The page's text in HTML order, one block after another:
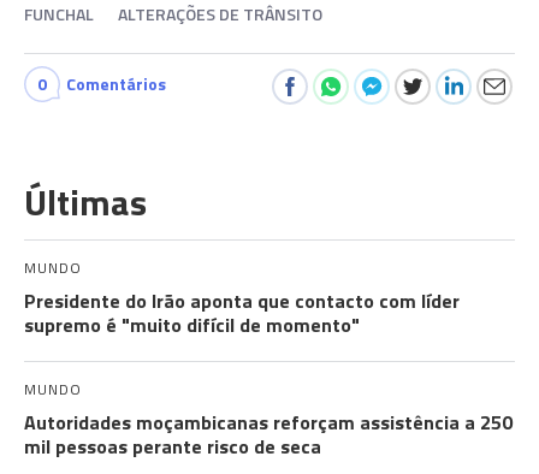
FUNCHAL ALTERAÇÕES DE TRÂNSITO
0 Comentários
Últimas
MUNDO
Presidente do Irão aponta que contacto com líder
supremo é "muito difícil de momento"
MUNDO
Autoridades moçambicanas reforçam assistência a 250
mil pessoas perante risco de seca